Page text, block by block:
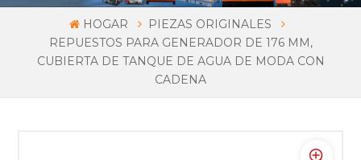
HOGAR
PIEZAS ORIGINALES
REPUESTOS PARA GENERADOR DE 176 MM,
CUBIERTA DE TANQUE DE AGUA DE MODA CON
CADENA